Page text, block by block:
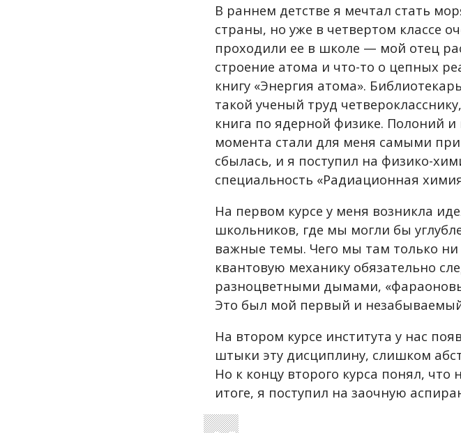
В раннем детстве я мечтал стать
страны, но уже в четвертом классе
проходили ее в школе — мой отец
строение атома и что-то о цепных
книгу «Энергия атома».
такой ученый труд
книга по ядерной физике. Полоний
момента стали для меня самыми
сбылась, и я поступил на физико-
специальность «Радиационная
На первом курсе у меня возникла
школьников, где мы могли бы
важные темы. Чего мы там только
квантовую механику обязательно
разноцветными дымами,
Это был мой первый и
На втором курсе института у нас
штыки эту дисциплину, слишком
Но к концу второго курса понял,
итоге, я поступил на заочную